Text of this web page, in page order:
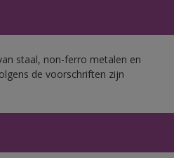
staal, non-ferro metalen en
de voorschriften zijn